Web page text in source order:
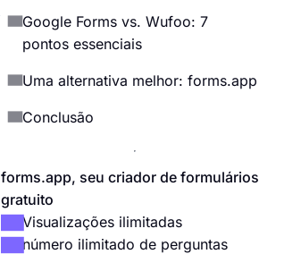
Google Forms vs. Wufoo: 7
pontos essenciais
Uma alternativa melhor: forms.app
Conclusão
forms.app, seu criador de formulários
gratuito
Visualizações ilimitadas
número ilimitado de perguntas